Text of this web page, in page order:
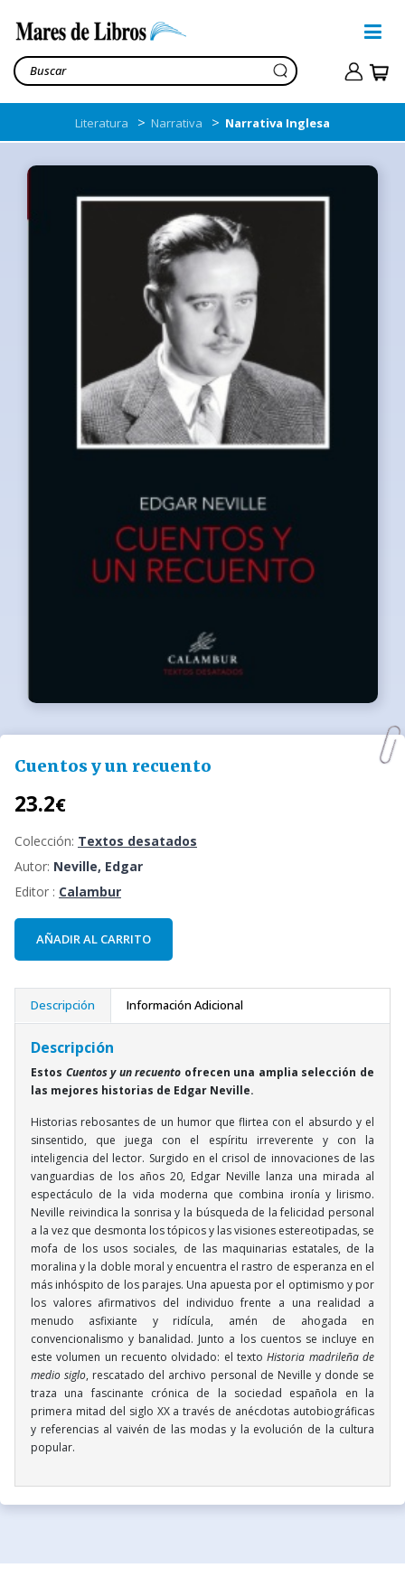
Literatura > Narrativa > Narrativa Inglesa
Cuentos y un recuento
23.2€
Colección: Textos desatados
Autor: Neville, Edgar
Editor : Calambur
AÑADIR AL CARRITO
Descripción Información Adicional
Descripción
Estos Cuentos y un recuento ofrecen una amplia selección de
las mejores historias de Edgar Neville.
Historias rebosantes de un humor que flirtea con el absurdo y el
sinsentido, que juega con el espíritu irreverente y con la
inteligencia del lector. Surgido en el crisol de innovaciones de las
vanguardias de los años 20, Edgar Neville lanza una mirada al
espectáculo de la vida moderna que combina ironía y lirismo.
Neville reivindica la sonrisa y la búsqueda de la felicidad personal
a la vez que desmonta los tópicos y las visiones estereotipadas, se
mofa de los usos sociales, de las maquinarias estatales, de la
moralina y la doble moral y encuentra el rastro de esperanza en el
más inhóspito de los parajes. Una apuesta por el optimismo y por
los valores afirmativos del individuo frente a una realidad a
menudo asfixiante y ridícula, amén de ahogada en
convencionalismo y banalidad. Junto a los cuentos se incluye en
este volumen un recuento olvidado: el textoHistoria madrileña de
medio siglo, rescatado del archivo personal de Neville y donde se
traza una fascinante crónica de la sociedad española en la
primera mitad del siglo XX a través de anécdotas autobiográficas
y referencias al vaivén de las modas y la evolución de la cultura
popular.